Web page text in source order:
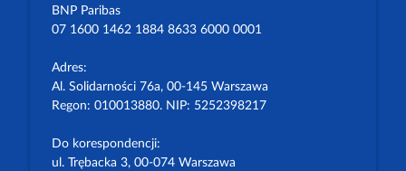
BNP Paribas
07 1600 1462 1884 8633 6000 0001
Adres:
Al. Solidarności 76a, 00-145 Warszawa
Regon: 010013880. NIP: 5252398217
Do korespondencji:
ul. Trębacka 3, 00-074 Warszawa